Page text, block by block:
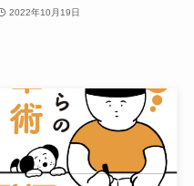
2022年10月19日